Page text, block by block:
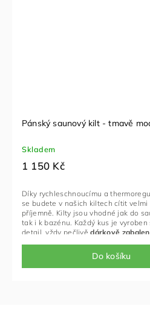
Univerzální (80-120cm), v případě
rádi vyrobíme na míru
Pánský saunový kilt - tmavě
Skladem
1 150 Kč
Do košíku
Díky rychleschnoucímu a
se budete v našich kiltech cítit velmi
příjemně. Kilty jsou vhodné jak do
tak i k bazénu. Každý kus je vyroben
detail, vždy pečlivědárkově zabalen
chcete darovat. Tato sada
obsahuje